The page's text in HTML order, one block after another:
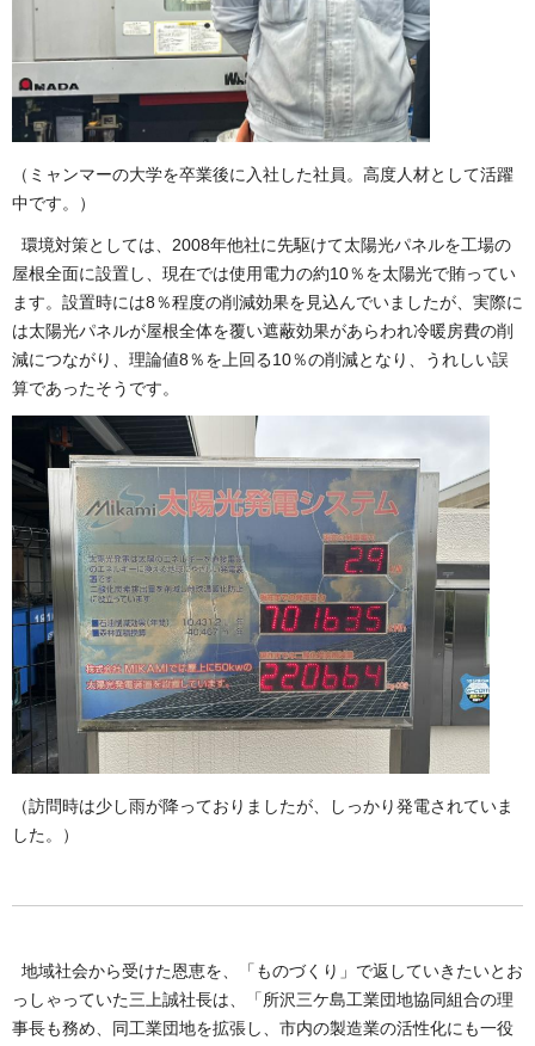
（ミャンマーの大学を卒業後に入社した社員。高度人材として活躍
中です。）
環境対策としては、2008年他社に先駆けて太陽光パネルを工場の
屋根全面に設置し、現在では使用電力の約10％を太陽光で賄ってい
ます。設置時には8％程度の削減効果を見込んでいましたが、実際に
は太陽光パネルが屋根全体を覆い遮蔽効果があらわれ冷暖房費の削
減につながり、理論値8％を上回る10％の削減となり、うれしい誤
算であったそうです。
（訪問時は少し雨が降っておりましたが、しっかり発電されていま
した。）
地域社会から受けた恩恵を、「ものづくり」で返していきたいとお
っしゃっていた三上誠社長は、「所沢三ケ島工業団地協同組合の理
事長も務め、同工業団地を拡張し、市内の製造業の活性化にも一役